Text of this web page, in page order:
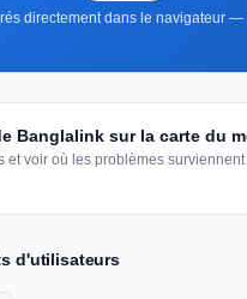
directement dans le navigateur
Banglalink sur la carte du
et voir où les problèmes
d'utilisateurs